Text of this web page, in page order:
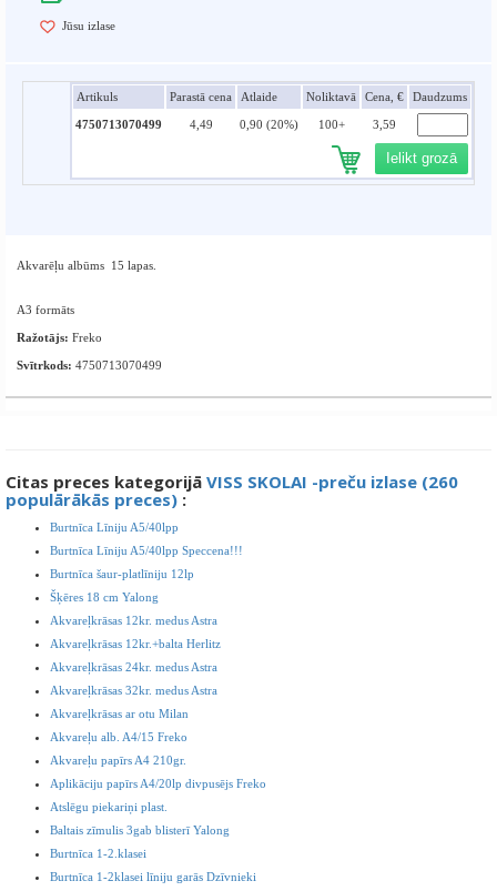
Jūsu izlase
Artikuls Parastā cena Atlaide Noliktavā Cena, € Daudzums
4750713070499 4,49 0,90 (20%) 100+ 3,59
Ielikt grozā
Akvarēļu albūms 15 lapas.
A3 formāts
Ražotājs: Freko
Svītrkods: 4750713070499
Citas preces kategorijā VISS SKOLAI -preču izlase (260
populārākās preces) :
Burtnīca Līniju A5/40lpp
Burtnīca Līniju A5/40lpp Speccena!!!
Burtnīca šaur-platlīniju 12lp
Šķēres 18 cm Yalong
Akvareļkrāsas 12kr. medus Astra
Akvareļkrāsas 12kr.+balta Herlitz
Akvareļkrāsas 24kr. medus Astra
Akvareļkrāsas 32kr. medus Astra
Akvareļkrāsas ar otu Milan
Akvareļu alb. A4/15 Freko
Akvareļu papīrs A4 210gr.
Aplikāciju papīrs A4/20lp divpusējs Freko
Atslēgu piekariņi plast.
Baltais zīmulis 3gab blisterī Yalong
Burtnīca 1-2.klasei
Burtnīca 1-2klasei līniju garās Dzīvnieki